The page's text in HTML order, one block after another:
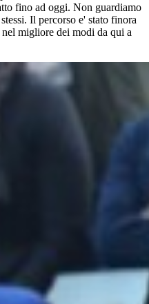
fino ad oggi. Non guardiamo
Il percorso e' stato finora
migliore dei modi da qui a